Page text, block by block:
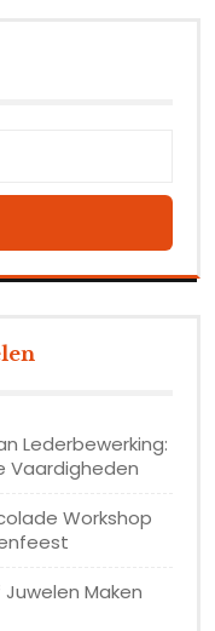
Lederbewerking:
Vaardigheden
Workshop
Maken